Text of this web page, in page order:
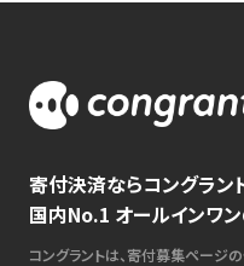
寄付決済ならコングラン
国内No.1 オールインワ
コングラントは、寄付募集ページ